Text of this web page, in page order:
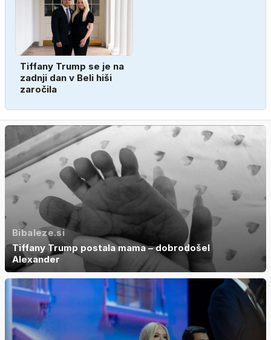
Tiffany Trump se je na
zadnji dan v Beli hiši
zaročila
Bibaleze.si
Tiffany Trump postala mama – dobrodošel
Alexander